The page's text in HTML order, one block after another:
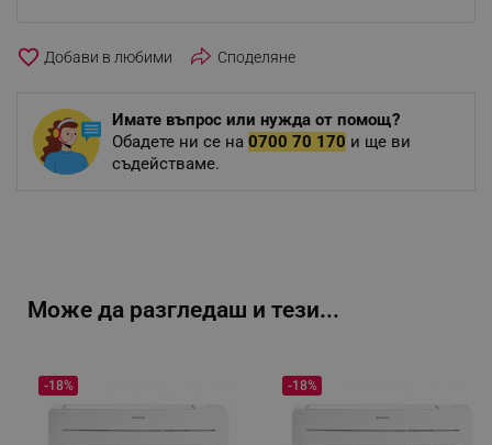
favorite_border Споделяне
Имате въпрос или нужда от помощ?
Обадете ни се на 0700 70 170 и ще ви
съдействаме.
Може да разгледаш и тези...
-18% -18%